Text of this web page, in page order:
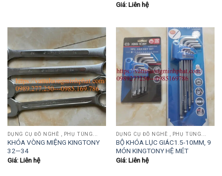
Giá: Liên hệ
DỤNG CỤ ĐỒ NGHỀ , PHỤ TÙNG...
KHÓA VÒNG MIỆNG KINGTONY
32—34
Giá: Liên hệ
DỤNG CỤ ĐỒ NGHỀ , PHỤ TÙNG...
BỘ KHÓA LỤC GIÁC1.5-10MM, 9
MÓN KINGTONY HỆ MÉT
Giá: Liên hệ